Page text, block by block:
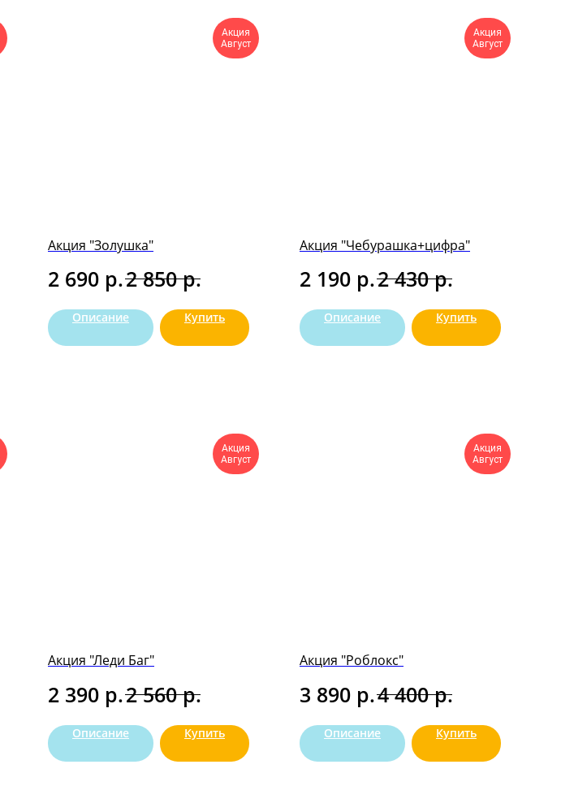
Акция
Август
Акция "Золушка"
2 690 р.2 850 р.
Описание Купить
Акция
Август
Акция "Чебурашка+цифра"
2 190 р.2 430 р.
Описание Купить
Акция
Август
Акция "Леди Баг"
2 390 р.2 560 р.
Описание Купить
Акция
Август
Акция "Роблокс"
3 890 р.4 400 р.
Описание Купить